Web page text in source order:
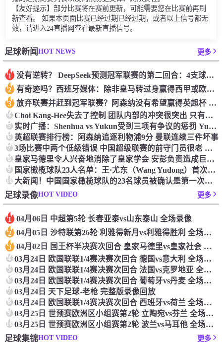
【友好提示】部分比赛将在赛前更新，可能需要您在比赛前再刷
新查看。 如果本页面比赛已经过期已经过期，或者以上信号都无
效，请进入24直播网查看最新直播信号。
足球新闻HOT NEWS 更多
1 没有逆转？ DeepSeek预测冠军联赛的第二回合：4支球队在第一回合中获胜 枪手输了
2 有奇迹吗？西班牙媒体：除非皇马转过身赢得西甲或欧洲冠军
3 放弃联赛并赶到冠军联赛？阿森纳没有希望赢得英超杯 赢得欧洲冠军的可能性
4 Choi Kang-Hee失去了控制 团队内部的冲突很突出 只有一个人可以从水火中拯救崔孔
5 实时广播：Shenhua vs Yukun受到三项有争议的惩罚 Yukun将向中国足球联合会提出投诉
6 英超联赛排行榜：阿森纳追逐利物浦9分 曼联连续三件坏事
7 3场比赛中两个低级错误 中国超级联赛的前守门员很老 是时候让位了 最好的继任者出现
8 皇家马德里令人兴奋地消除了皇家学会 安彭负责造成巨大的灾难！
9 国家橄榄球队23人名单：王·尤东（Wang Yudong）首次被选为第11名 塞吉尼奥（Serginho）在名单上
10 大新闻！中国国家橄榄球队的23名球员被确认是第一次进入阵容
足球录像HOT VIDEO 更多
1 04月06日 中超第5轮 长春亚泰vs山东泰山 全场录像
2 04月05日 沙特联第26轮 利雅得新月vs利雅得胜利 全场录像
3 04月02日 国王杯半决赛次回合 皇家马德里vs皇家社会 全场录像
4 03月24日 欧国联联1/4赛决赛次回合 德国vs意大利 全场录像回放
5 03月24日 欧国联联1/4赛决赛次回合 法国vs克罗地亚 全场录像回放
6 03月24日 欧国联联1/4赛决赛次回合 葡萄牙vs丹麦 全场录像回放
7 03月24日 天下足球-老枪 完整版录像回放
8 03月24日 欧国联联1/4赛决赛次回合 西班牙vs荷兰 全场录像回放
9 03月25日 世预赛欧洲区小组赛第2轮 立陶宛vs芬兰 全场录像回放
10 03月25日 世预赛欧洲区小组赛第2轮 波兰vs马耳他 全场录像回放
足球集锦HOT VIDEO 更多